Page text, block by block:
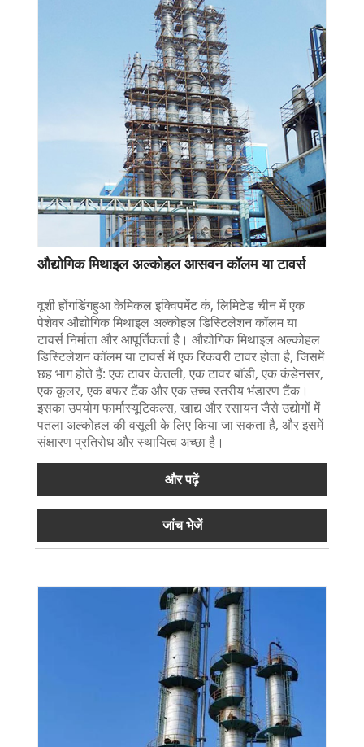
औद्योगिक मिथाइल अल्कोहल आसवन कॉलम या टावर्स
वूशी होंगडिंगहुआ केमिकल इक्विपमेंट कं, लिमिटेड चीन में एक
पेशेवर औद्योगिक मिथाइल अल्कोहल डिस्टिलेशन कॉलम या
टावर्स निर्माता और आपूर्तिकर्ता है। औद्योगिक मिथाइल अल्कोहल
डिस्टिलेशन कॉलम या टावर्स में एक रिकवरी टावर होता है, जिसमें
छह भाग होते हैं: एक टावर केतली, एक टावर बॉडी, एक कंडेनसर,
एक कूलर, एक बफर टैंक और एक उच्च स्तरीय भंडारण टैंक।
इसका उपयोग फार्मास्यूटिकल्स, खाद्य और रसायन जैसे उद्योगों में
पतला अल्कोहल की वसूली के लिए किया जा सकता है, और इसमें
संक्षारण प्रतिरोध और स्थायित्व अच्छा है।
और पढ़ें
जांच भेजें